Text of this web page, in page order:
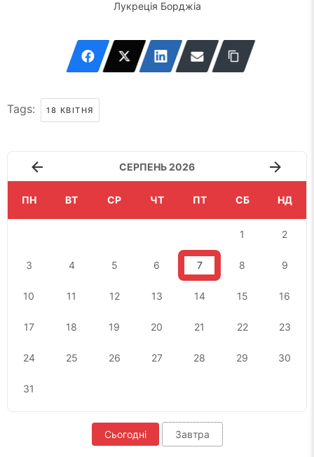
Лукреція Борджіа
Tags: 18 КВІТНЯ
СЕРПЕНЬ 2026
ПН ВТ СР ЧТ ПТ СБ НД
1 2
3 4 5 6 7 8 9
10 11 12 13 14 15 16
17 18 19 20 21 22 23
24 25 26 27 28 29 30
31
Сьогодні Завтра